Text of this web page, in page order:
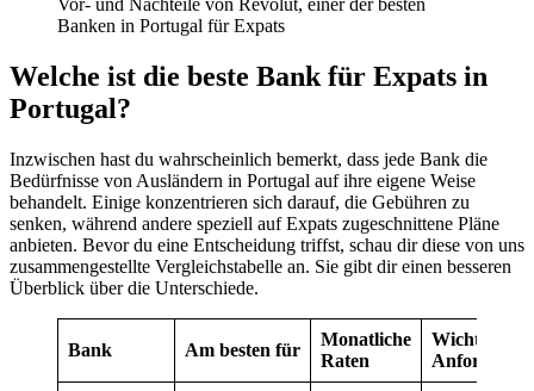
Vor- und Nachteile von Revolut, einer der besten
Banken in Portugal für Expats
Welche ist die beste Bank für Expats in
Portugal?
Inzwischen hast du wahrscheinlich bemerkt, dass jede Bank die
Bedürfnisse von Ausländern in Portugal auf ihre eigene Weise
behandelt. Einige konzentrieren sich darauf, die Gebühren zu
senken, während andere speziell auf Expats zugeschnittene Pläne
anbieten. Bevor du eine Entscheidung triffst, schau dir diese von uns
zusammengestellte Vergleichstabelle an. Sie gibt dir einen besseren
Überblick über die Unterschiede.
Bank Am besten für
Monatliche
Raten
Wichtigste